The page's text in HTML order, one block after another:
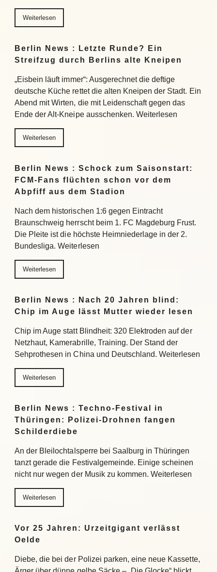
Weiterlesen
Berlin News : Letzte Runde? Ein
Streifzug durch Berlins alte Kneipen
„Eisbein läuft immer“: Ausgerechnet die deftige
deutsche Küche rettet die alten Kneipen der Stadt. Ein
Abend mit Wirten, die mit Leidenschaft gegen das
Ende der Alt-Kneipe ausschenken. Weiterlesen
Weiterlesen
Berlin News : Schock zum Saisonstart:
FCM-Fans flüchten schon vor dem
Abpfiff aus dem Stadion
Nach dem historischen 1:6 gegen Eintracht
Braunschweig herrscht beim 1. FC Magdeburg Frust.
Die Pleite ist die höchste Heimniederlage in der 2.
Bundesliga. Weiterlesen
Weiterlesen
Berlin News : Nach 20 Jahren blind:
Chip im Auge lässt Mutter wieder lesen
Chip im Auge statt Blindheit: 320 Elektroden auf der
Netzhaut, Kamerabrille, Training. Der Stand der
Sehprothesen in China und Deutschland. Weiterlesen
Weiterlesen
Berlin News : Techno-Festival in
Thüringen: Polizei-Drohnen fangen
Schilderdiebe
An der Bleilochtalsperre bei Saalburg in Thüringen
tanzt gerade die Festivalgemeinde. Einige scheinen
nicht nur wegen der Musik zu kommen. Weiterlesen
Weiterlesen
Vor 25 Jahren: Urzeitgigant verlässt
Oelde
Diebe, die bei der Polizei parken, eine neue Kassette,